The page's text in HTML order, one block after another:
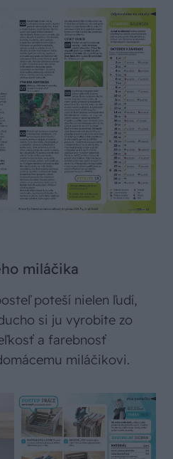
miláčika
poteší nielen ľudí,
si ju vyrobíte zo
a farebnosť
miláčikovi.